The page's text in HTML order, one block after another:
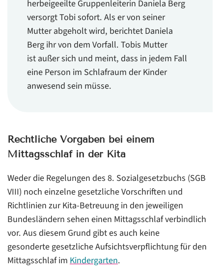
herbeigeeilte Gruppenleiterin Daniela Berg
versorgt Tobi sofort. Als er von seiner
Mutter abgeholt wird, berichtet Daniela
Berg ihr von dem Vorfall. Tobis Mutter
ist außer sich und meint, dass in jedem Fall
eine Person im Schlafraum der Kinder
anwesend sein müsse.
Rechtliche Vorgaben bei einem
Mittagsschlaf in der Kita
Weder die Regelungen des 8. Sozialgesetzbuchs (SGB
VIII) noch einzelne gesetzliche Vorschriften und
Richtlinien zur Kita-Betreuung in den jeweiligen
Bundesländern sehen einen Mittagsschlaf verbindlich
vor. Aus diesem Grund gibt es auch keine
gesonderte gesetzliche Aufsichtsverpflichtung für den
Mittagsschlaf imKindergarten.